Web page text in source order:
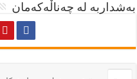
بەشداربە لە چەناڵەکەمان